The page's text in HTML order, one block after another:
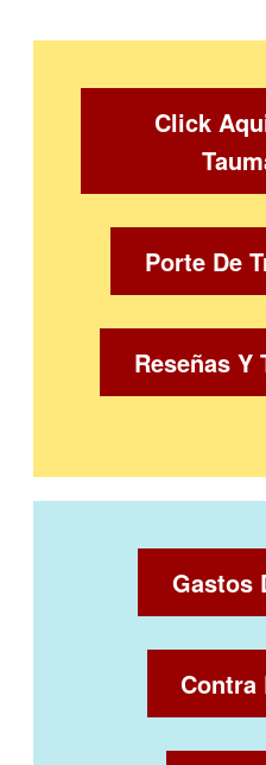
Click
Porte De
Reseñas Y
Gastos
Contra